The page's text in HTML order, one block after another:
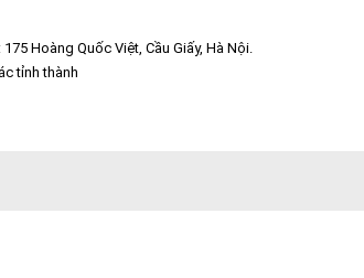
175 Hoàng Quốc Việt, Cầu Giấy, Hà Nội.
tỉnh thành